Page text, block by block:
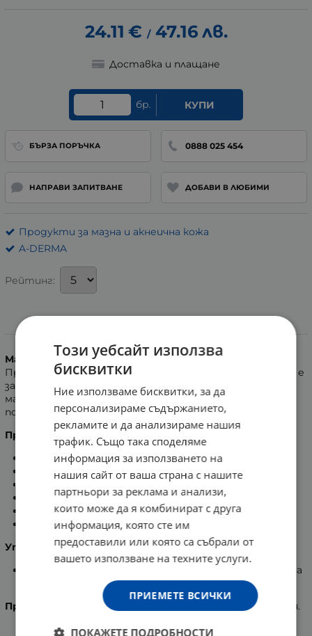
24.11 € / 47.16 лв.
Доставка и плащане
бр. КУПИ
БЪРЗА ПОРЪЧКА 0888 025 454
НАПРАВИ ЗАПИТВАНЕ ДОБАВИ В ЛЮБИМИ
Продукти за мазна и акнеична кожа
A-DERMA
Рейтинг:
Матиращ флуид с висока степен на защита.
Предпазва от къси и дълги UVA и UVB лъчи. Подходящ е
за мазна, акнеична и кожа склонна към акне. Съдържа
масло от кълнове от овес Rhealba, което защитава и
подсилва кожата.
Предимства:
Водоустойчив продукт.
Без парабени.
С лека и течна структура.
Прилага се лесно.
Без лепкав ефект.
Не оставя бели следи по кожата.
Употреба:
Нанесете обилно върху чиста и подсушена кожа на
лицето и шията.
Производител:
Пиер Фабр Дермо-Козметик, Франция.
Този уебсайт използва
бисквитки
Ние използваме бисквитки, за да
персонализираме съдържанието,
рекламите и да анализираме нашия
трафик. Също така споделяме
информация за използването на
нашия сайт от ваша страна с нашите
партньори за реклама и анализи,
които може да я комбинират с друга
информация, която сте им
предоставили или която са събрали от
вашето използване на техните услуги.
ПРИЕМЕТЕ ВСИЧКИ
ПОКАЖЕТЕ ПОДРОБНОСТИ